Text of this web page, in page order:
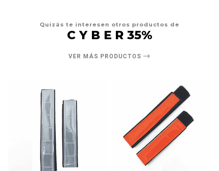
Quizás te interesen otros productos de
C Y B E R 35%
VER MÁS PRODUCTOS